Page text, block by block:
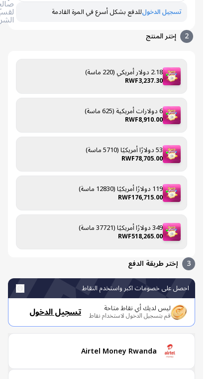
صالحلقسيمة تسجيل الدخولللدفع بشكل أسرع في المرة القادمة
إختر المنتج
2.18 دولار أمريكي (220 ماسة)
RWF3,237.30
6 دولارات أمريكية (625 ماسة)
RWF8,910.00
53 دولارًا أمريكيًا (5710 ماسة)
RWF78,705.00
119 دولارًا أمريكيًا (12830 ماسة)
RWF176,715.00
349 دولارًا أمريكيًا (37721 ماسة)
RWF518,265.00
إختر طريقة الدفع
احصل على خصومات اكبر واستخدم النقاط
ليس لديك أي نقاط متاحة
قم بتسجيل الدخول لاستخدام نقاط تسجيل الدخول
Airtel Money Rwanda